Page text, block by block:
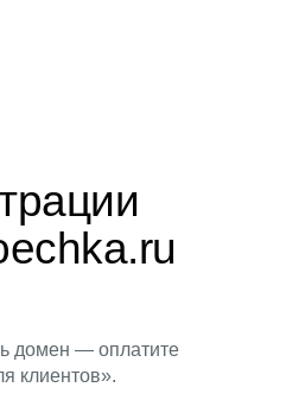
домен — оплатите
клиентов».